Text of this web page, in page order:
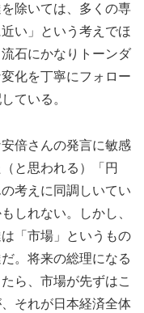
除いては、多くの専
い」という考えでほ
石にかなりトーンダ
化を丁寧にフォロー
ている。
倍さんの発言に敏感
と思われる）「円
考えに同調しいてい
しれない。しかし、
「市場」というもの
。将来の総理になる
ら、市場が先ずはこ
それが日本経済全体